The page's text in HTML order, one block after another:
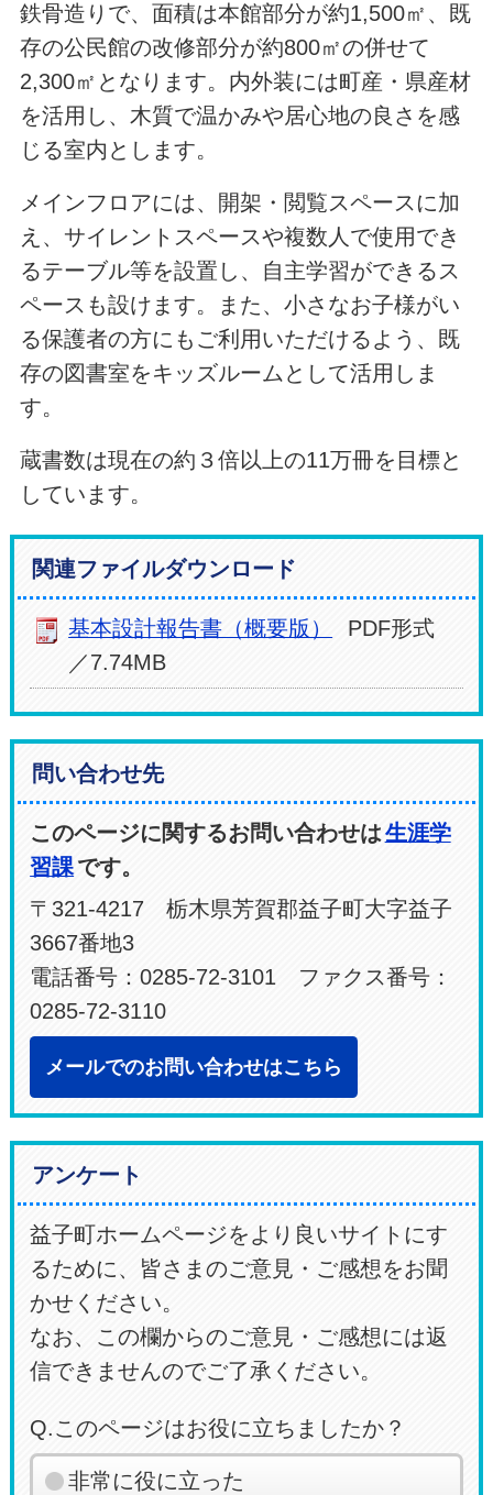
鉄骨造りで、面積は本館部分が約1,500㎡、既
存の公民館の改修部分が約800㎡の併せて
2,300㎡となります。内外装には町産・県産材
を活用し、木質で温かみや居心地の良さを感
じる室内とします。
メインフロアには、開架・閲覧スペースに加
え、サイレントスペースや複数人で使用でき
るテーブル等を設置し、自主学習ができるス
ペースも設けます。また、小さなお子様がい
る保護者の方にもご利用いただけるよう、既
存の図書室をキッズルームとして活用しま
す。
蔵書数は現在の約３倍以上の11万冊を目標と
しています。
関連ファイルダウンロード
基本設計報告書（概要版）
PDF形式
／7.74MB
問い合わせ先
このページに関するお問い合わせは生涯学
習課です。
〒321-4217 栃木県芳賀郡益子町大字益子
3667番地3
電話番号：0285-72-3101 ファクス番号：
0285-72-3110
メールでのお問い合わせはこちら
アンケート
益子町ホームページをより良いサイトにす
るために、皆さまのご意見・ご感想をお聞
かせください。
なお、この欄からのご意見・ご感想には返
信できませんのでご了承ください。
Q.このページはお役に立ちましたか？
非常に役に立った